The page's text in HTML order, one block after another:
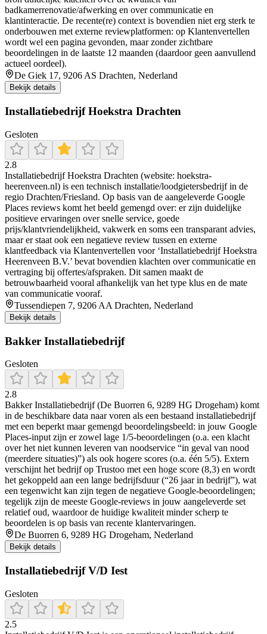
badkamerrenovatie/afwerking en over communicatie en
klantinteractie. De recente(re) context is bovendien niet erg sterk te
onderbouwen met externe reviewplatformen: op Klantenvertellen
wordt wel een pagina gevonden, maar zonder zichtbare
beoordelingen in de laatste 12 maanden (daardoor geen aanvullend
actueel oordeel).
De Giek 17, 9206 AS Drachten, Nederland
Bekijk details
Installatiebedrijf Hoekstra Drachten
Gesloten
2.8
Installatiebedrijf Hoekstra Drachten (website: hoekstra-
heerenveen.nl) is een technisch installatie/loodgietersbedrijf in de
regio Drachten/Friesland. Op basis van de aangeleverde Google
Places reviews komt het beeld gemengd over: er zijn duidelijke
positieve ervaringen over snelle service, goede
prijs/klantvriendelijkheid, vakwerk en soms een transparant advies,
maar er staat ook een negatieve review tussen en externe
klantfeedback via Klantenvertellen voor ‘Installatiebedrijf Hoekstra
Heerenveen B.V.’ bevat bovendien klachten over communicatie en
vertraging bij offertes/afspraken. Dit samen maakt de
betrouwbaarheid vooral afhankelijk van het type klus en de mate
van communicatie vooraf.
Tussendiepen 7, 9206 AA Drachten, Nederland
Bekijk details
Bakker Installatiebedrijf
Gesloten
2.8
Bakker Installatiebedrijf (De Buorren 6, 9289 HG Drogeham) komt
in de beschikbare data naar voren als een bestaand installatiebedrijf
met een beperkt maar gemengd beoordelingsbeeld: in jouw Google
Places-input zijn er zowel lage 1/5-beoordelingen (o.a. een klacht
over het niet kunnen leveren van noodservice “in geval van nood
(meerdere situaties)”) als ook hogere scores (o.a. één 5/5). Extern
verschijnt het bedrijf op Trustoo met een hoge score (8,3) en wordt
het gekoppeld aan een lange bedrijfsduur (“26 jaar in bedrijf”), wat
een tegenwicht kan zijn tegen de negatieve Google-beoordelingen;
tegelijk zijn de meeste Google-reviews in jouw aangeleverde set
relatief oud, waardoor de huidige kwaliteit minder scherp te
beoordelen is op basis van recente klantervaringen.
De Buorren 6, 9289 HG Drogeham, Nederland
Bekijk details
Installatiebedrijf V/D Iest
Gesloten
2.5